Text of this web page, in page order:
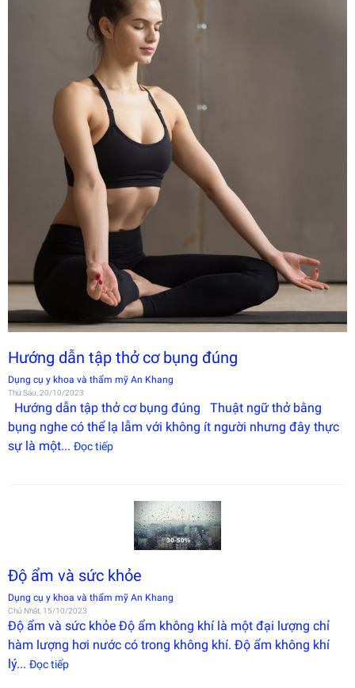
Hướng dẫn tập thở cơ bụng đúng
Dụng cụ y khoa và thẩm mỹ An Khang
Thứ Sáu, 20/10/2023
Hướng dẫn tập thở cơ bụng đúng Thuật ngữ thở bằng
bụng nghe có thể lạ lẫm với không ít người nhưng đây thực
sự là một... Đọc tiếp
Độ ẩm và sức khỏe
Dụng cụ y khoa và thẩm mỹ An Khang
Chủ Nhật, 15/10/2023
Độ ẩm và sức khỏe Độ ẩm không khí là một đại lượng chỉ
hàm lượng hơi nước có trong không khí. Độ ẩm không khí
lý... Đọc tiếp